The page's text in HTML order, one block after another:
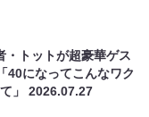
・トットが超豪華ゲス
40になってこんなワク
て」2026.07.27